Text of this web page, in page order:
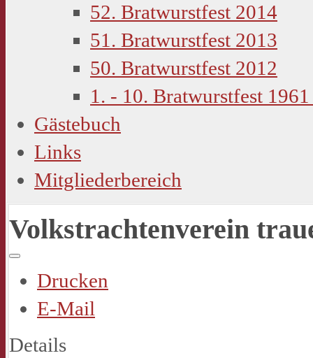
52. Bratwurstfest 2014
51. Bratwurstfest 2013
50. Bratwurstfest 2012
1. - 10. Bratwurstfest
Gästebuch
Links
Mitgliederbereich
Volkstrachtenverein
Drucken
E-Mail
Details